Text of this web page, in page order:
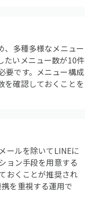
、多種多様なメニュー
たいメニュー数が10件
要です。メニュー構成
を確認しておくことを
ールを除いてLINEに
ョン手段を用意する
おくことが推奨され
を重視する運用で